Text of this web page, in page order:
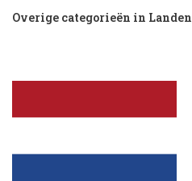
Overige categorieën in Landen